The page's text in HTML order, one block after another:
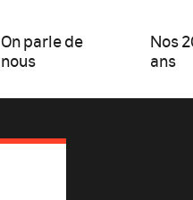
On parle de
nous
Nos
ans